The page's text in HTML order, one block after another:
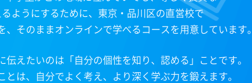
ようにするために、東京・品川区の直営校で
そのままオンラインで学べるコースを用意しています。
えたいのは「自分の個性を知り、認める」ことです。
は、自分でよく考え、より深く学ぶ力を鍛えます。